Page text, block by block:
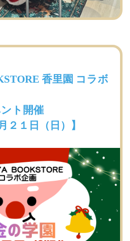
香里園 コラボ
ト開催
２１日（日）】